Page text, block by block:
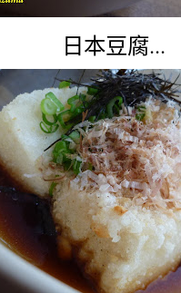
日本豆腐...